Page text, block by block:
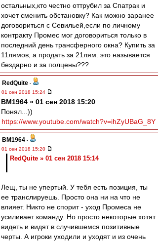
остальных,кто честно оттрубил за Спатрак и
хочет сменить обстановку? Как можно заранее
договориться с Севильей,если по личному
контракту Промес мог договориться только в
последний день трансферного окна? Купить за
11лямов, а продать за 21лям. это называется
бездарно и за полцены???
RedQuite -
01 сен 2018 15:24
BM1964 » 01 сен 2018 15:20
Понял...))
https://www.youtube.com/watch?v=ihZyUBaG_8Y
BM1964 -
01 сен 2018 15:20
RedQuite » 01 сен 2018 15:14
Лещ, ты не упертый. У тебя есть позиция, ты
ее транслируешь. Просто она ни на что не
влияет. Никто не спорит - уход Промеса не
усиливает команду. Но просто некоторые хотят
видеть и видят в случившемся позитивные
черты. А игроки уходили и уходят и из очень